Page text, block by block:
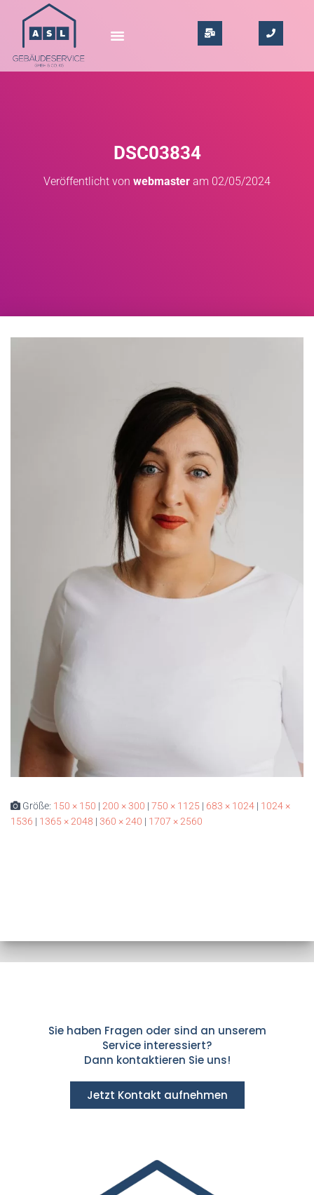
DSC03834
Veröffentlicht von webmaster am 02/05/2024
Größe: 150 × 150 | 200 × 300 | 750 × 1125 | 683 × 1024 | 1024 ×
1536 | 1365 × 2048 | 360 × 240 | 1707 × 2560
Sie haben Fragen oder sind an unserem
Service interessiert?
Dann kontaktieren Sie uns!
Jetzt Kontakt aufnehmen